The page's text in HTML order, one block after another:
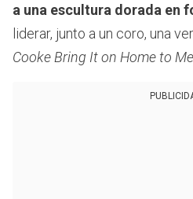
a una escultura dorada en
liderar, junto a un coro, una
Cooke Bring It on Home to Me